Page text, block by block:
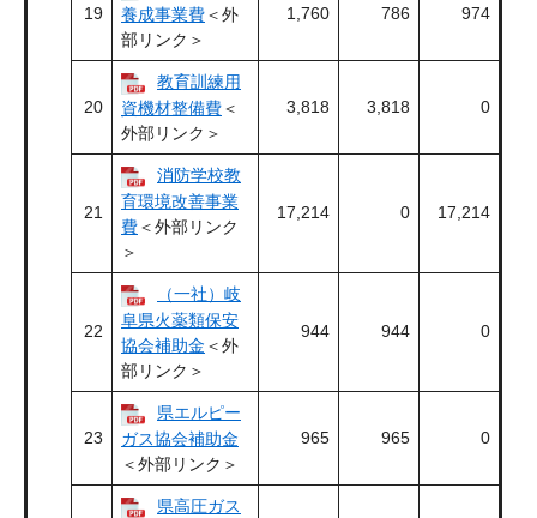
19
養成事業費＜外
部リンク＞
1,760 786 974
20
教育訓練用
資機材整備費＜
外部リンク＞
3,818 3,818 0
21
消防学校教
育環境改善事業
費＜外部リンク
＞
17,214 0 17,214
22
（一社）岐
阜県火薬類保安
協会補助金 ＜外
部リンク＞
944 944 0
23
県エルピー
ガス協会補助金
＜外部リンク＞
965 965 0
県高圧ガス